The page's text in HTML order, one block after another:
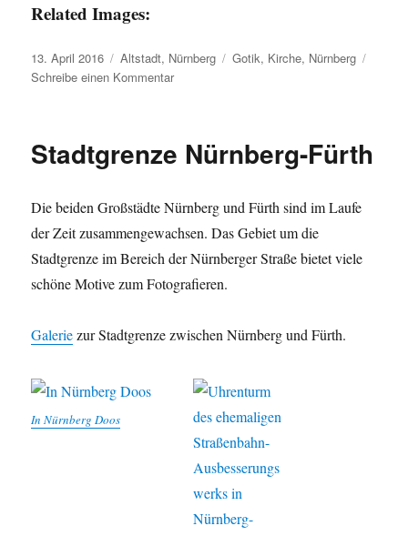
Related Images:
Veröffentlicht
am
13. April 2016 Kategorien
Altstadt, Nürnberg Schlagwörter
Gotik, Kirche, Nürnberg
Schreibe einen Kommentarzu
Stadtgrenze Nürnberg-Fürth
Die beiden Großstädte Nürnberg und Fürth sind im Laufe
der Zeit zusammengewachsen. Das Gebiet um die
Stadtgrenze im Bereich der Nürnberger Straße bietet viele
schöne Motive zum Fotografieren.
Galeriezur Stadtgrenze zwischen Nürnberg und Fürth.
In Nürnberg Doos